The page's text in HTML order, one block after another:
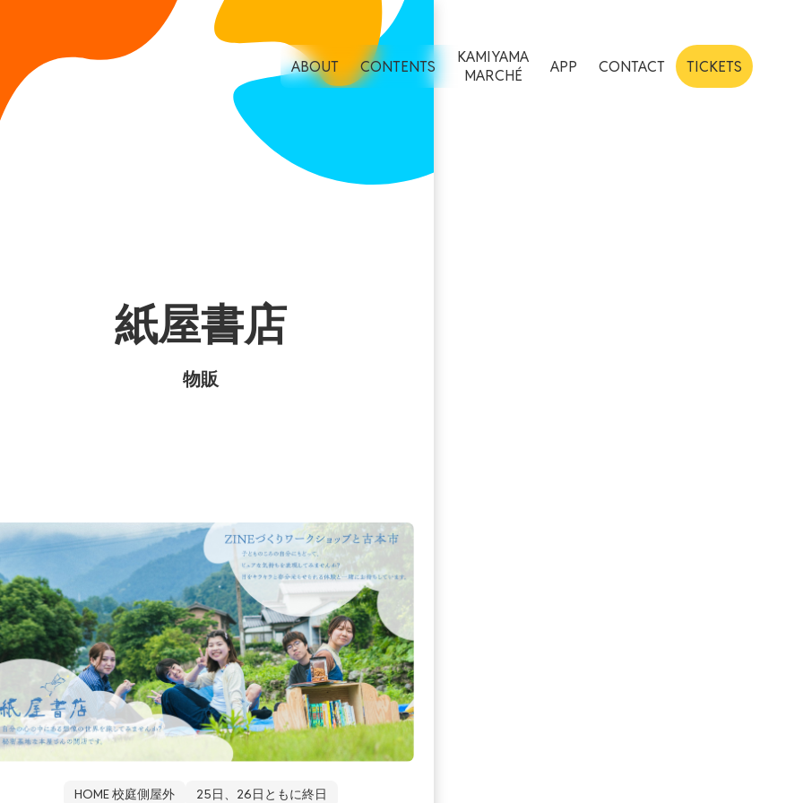
ABOUT CONTENTS
KAMIYAMA
MARCHÉ
APP CONTACT TICKETS
紙屋書店
物販
HOME 校庭側屋外 25日、26日ともに終日